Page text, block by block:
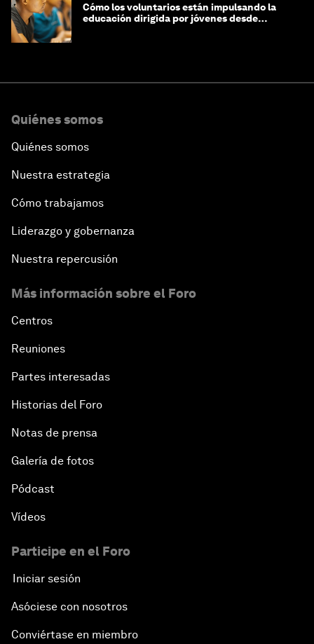
Cómo los voluntarios están impulsando la
educación dirigida por jóvenes desde
Quiénes somos
Quiénes somos
Nuestra estrategia
Cómo trabajamos
Liderazgo y gobernanza
Nuestra repercusión
Más información sobre el Foro
Centros
Reuniones
Partes interesadas
Historias del Foro
Notas de prensa
Galería de fotos
Pódcast
Vídeos
Participe en el Foro
Iniciar sesión
Asóciese con nosotros
Conviértase en miembro